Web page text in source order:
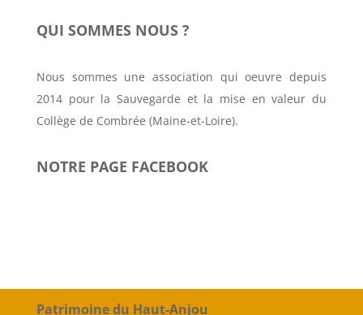
QUI SOMMES NOUS ?
Nous sommes une association qui oeuvre depuis
2014 pour la Sauvegarde et la mise en valeur du
Collège de Combrée (Maine-et-Loire).
NOTRE PAGE FACEBOOK
Patrimoine du Haut-Anjou